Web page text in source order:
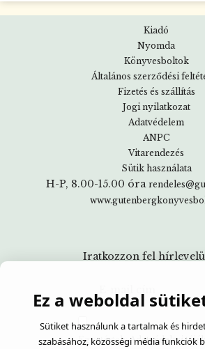
Kiadó
Nyomda
Könyvesboltok
Általános szerződési
Fizetés és szállítás
Jogi nyilatkozat
Adatvédelem
ANPC
Vitarendezés
Sütik használata
H-P, 8.00-15.00 óra
Iratkozzon fel
Egyetértek:Adatvédelmi
Ez a weboldal
Sütiket használunk a tartalmak és
szabásához, közösségi média funkciók